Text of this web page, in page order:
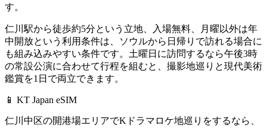
す。
仁川駅から徒歩約5分という立地、入場無料、月曜以外は年
中開放という利用条件は、ソウルから日帰りで訪れる場合に
も組み込みやすい条件です。土曜日に訪問するなら午後3時
の常設公演に合わせて行程を組むと、撮影地巡りと現代美術
鑑賞を1日で両立できます。
📱 KT Japan eSIM
仁川中区の開港場エリアでKドラマロケ地巡りをするなら、